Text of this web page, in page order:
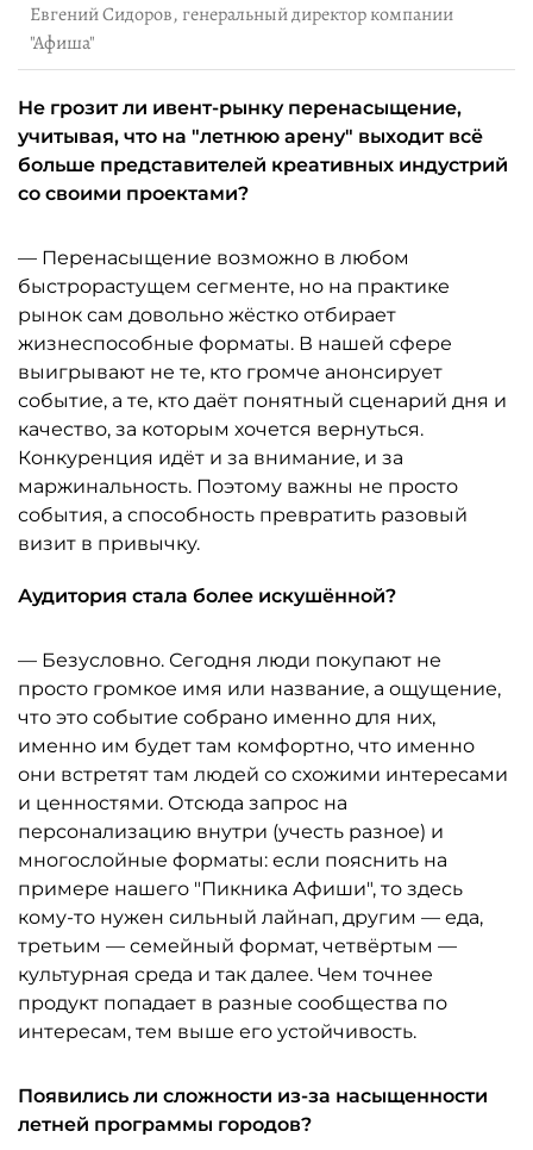
Евгений Сидоров, генеральный директор компании
"Афиша"
Не грозит ли ивент-рынку перенасыщение,
учитывая, что на "летнюю арену" выходит всё
больше представителей креативных индустрий
со своими проектами?
— Перенасыщение возможно в любом
быстрорастущем сегменте, но на практике
рынок сам довольно жёстко отбирает
жизнеспособные форматы. В нашей сфере
выигрывают не те, кто громче анонсирует
событие, а те, кто даёт понятный сценарий дня и
качество, за которым хочется вернуться.
Конкуренция идёт и за внимание, и за
маржинальность. Поэтому важны не просто
события, а способность превратить разовый
визит в привычку.
Аудитория стала более искушённой?
— Безусловно. Сегодня люди покупают не
просто громкое имя или название, а ощущение,
что это событие собрано именно для них,
именно им будет там комфортно, что именно
они встретят там людей со схожими интересами
и ценностями. Отсюда запрос на
персонализацию внутри (учесть разное) и
многослойные форматы: если пояснить на
примере нашего "Пикника Афиши", то здесь
кому-то нужен сильный лайнап, другим — еда,
третьим — семейный формат, четвёртым —
культурная среда и так далее. Чем точнее
продукт попадает в разные сообщества по
интересам, тем выше его устойчивость.
Появились ли сложности из-за насыщенности
летней программы городов?